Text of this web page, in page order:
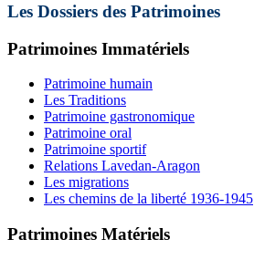
Les Dossiers des Patrimoines
Patrimoines Immatériels
Patrimoine humain
Les Traditions
Patrimoine gastronomique
Patrimoine oral
Patrimoine sportif
Relations Lavedan-Aragon
Les migrations
Les chemins de la liberté 1936-1945
Patrimoines Matériels